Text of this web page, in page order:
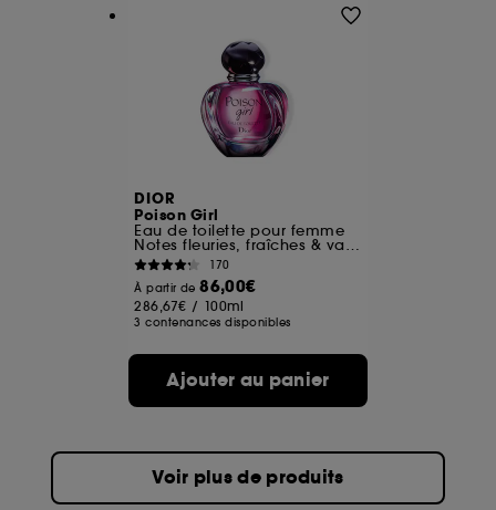
DIOR
Poison Girl
Eau de toilette pour femme
Notes fleuries, fraîches & vanillées
170
À partir de86,00€
286,67€ / 100ml
3 contenances disponibles
Ajouter au panier
Voir plus de produits